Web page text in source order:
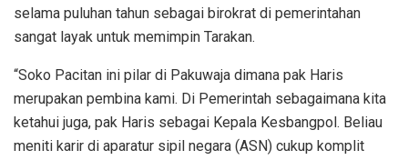
selama puluhan tahun sebagai birokrat di pemerintahan
sangat layak untuk memimpin Tarakan.
“Soko Pacitan ini pilar di Pakuwaja dimana pak Haris
merupakan pembina kami. Di Pemerintah sebagaimana kita
ketahui juga, pak Haris sebagai Kepala Kesbangpol. Beliau
meniti karir di aparatur sipil negara (ASN) cukup komplit